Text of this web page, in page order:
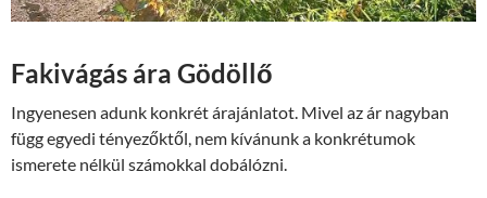
Fakivágás ára Gödöllő
Ingyenesen adunk konkrét árajánlatot. Mivel az ár nagyban
függ egyedi tényezőktől, nem kívánunk a konkrétumok
ismerete nélkül számokkal dobálózni.